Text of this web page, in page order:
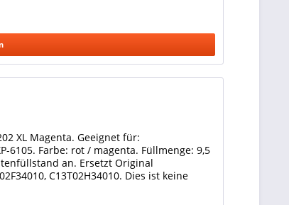
XL Magenta. Geeignet für:
6105. Farbe: rot / magenta. Füllmenge: 9,5
an. Ersetzt Original
C13T02H34010. Dies ist keine